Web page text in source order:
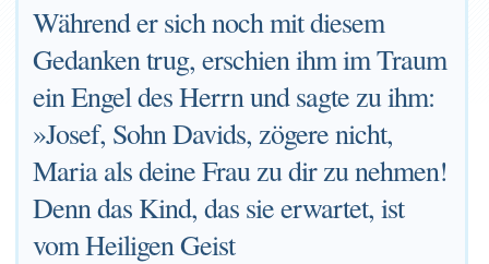
Während er sich noch mit diesem
Gedanken trug, erschien ihm im Traum
ein Engel des Herrn und sagte zu ihm:
»Josef, Sohn Davids, zögere nicht,
Maria als deine Frau zu dir zu nehmen!
Denn das Kind, das sie erwartet, ist
vom Heiligen Geist